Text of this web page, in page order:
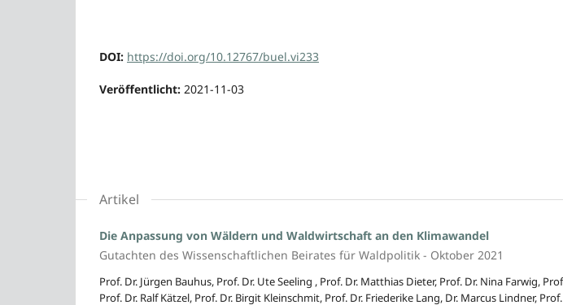
DOI: https://doi.org/10.12767/buel.vi233
Veröffentlicht: 2021-11-03
Artikel
Die Anpassung von Wäldern und Waldwirtschaft an den Klimawandel
Gutachten des Wissenschaftlichen Beirates für Waldpolitik - Oktober 2021
Prof. Dr. Jürgen Bauhus, Prof. Dr. Ute Seeling , Prof. Dr. Matthias Dieter, Prof. Dr. Nina Farwig,
Prof. Dr. Ralf Kätzel, Prof. Dr. Birgit Kleinschmit, Prof. Dr. Friederike Lang, Dr. Marcus Lindner,